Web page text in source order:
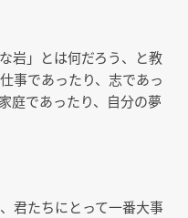
岩」とは何だろう、と教
事であったり、志であっ
庭であったり、自分の夢
君たちにとって一番大事